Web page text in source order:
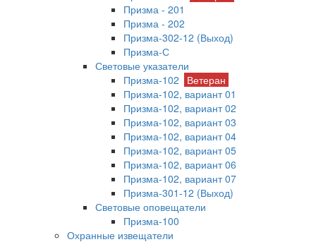
Призма - 201
Призма - 202
Призма-302-12 (Выход)
Призма-С
Световые указатели
Призма-102
Ветеран
Призма-102, вариант 01
Призма-102, вариант 02
Призма-102, вариант 03
Призма-102, вариант 04
Призма-102, вариант 05
Призма-102, вариант 06
Призма-102, вариант 07
Призма-301-12 (Выход)
Световые оповещатели
Призма-100
Охранные извещатели